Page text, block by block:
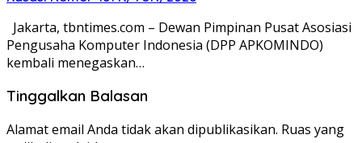
Jakarta, tbntimes.com – Dewan Pimpinan Pusat Asosiasi
Pengusaha Komputer Indonesia (DPP APKOMINDO)
kembali menegaskan…
Tinggalkan Balasan
Alamat email Anda tidak akan dipublikasikan. Ruas yang